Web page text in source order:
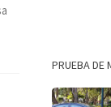
PRUEBA DE